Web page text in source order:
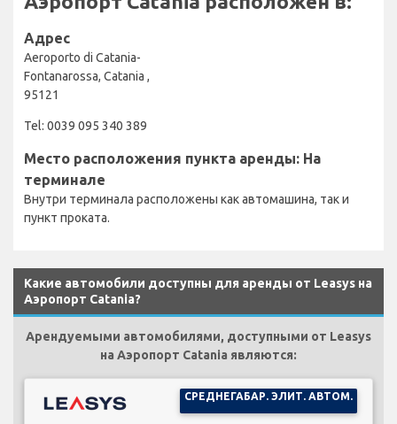
Адрес
Aeroporto di Catania-
Fontanarossa, Catania ,
95121
Tel: 0039 095 340 389
Место расположения пункта аренды: На
терминале
Внутри терминала расположены как автомашина, так и
пункт проката.
Какие автомобили доступны для аренды от Leasys на
Аэропорт Catania?
Арендуемыми автомобилями, доступными от Leasys
на Аэропорт Catania являются:
СРЕДНЕГАБАР. ЭЛИТ. АВТОМ.